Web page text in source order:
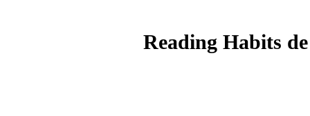
Reading Habits